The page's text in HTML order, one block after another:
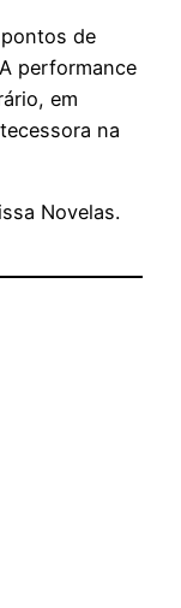
de
performance
em
na
Novelas.